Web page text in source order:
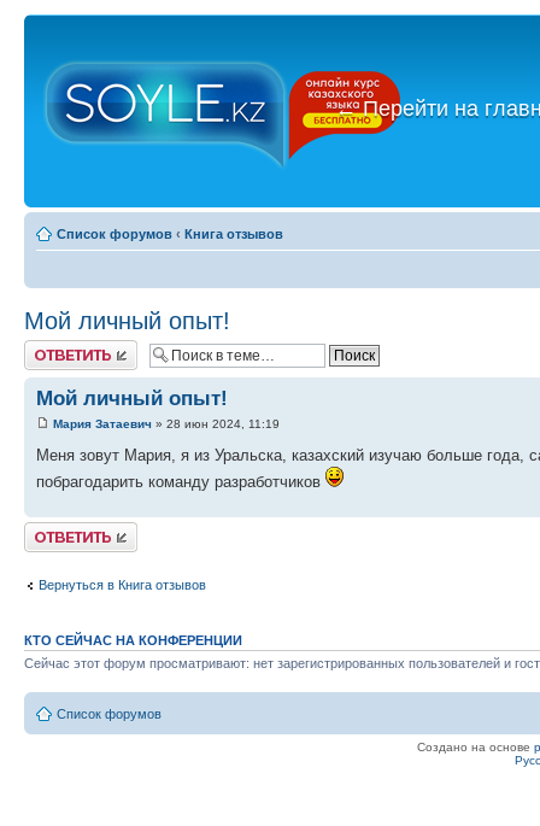
←Перейти на
Список форумов ‹ Книга отзывов
Мой личный опыт!
Ответить
Мой личный опыт!
Мария Затаевич » 28 июн 2024, 11:19
Меня зовут Мария, я из Уральска, казахский изучаю больше года,
побрагодарить команду разработчиков
Ответить
Вернуться в Книга отзывов
КТО СЕЙЧАС НА КОНФЕРЕНЦИИ
Сейчас этот форум просматривают: нет зарегистрированных пользователей и
Список форумов
Создано на основе